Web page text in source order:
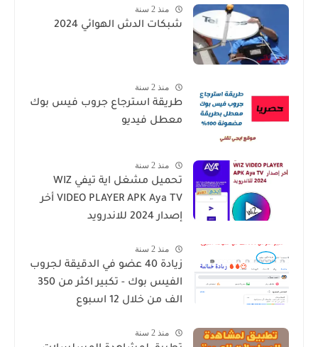
منذ 2 سنة
شبكات الدش الهوائي 2024
منذ 2 سنة
طريقة استرجاع جروب فيس بوك
معطل فيديو
منذ 2 سنة
تحميل مشغل اية تيفي WIZ
VIDEO PLAYER APK Aya TV أخر
إصدار 2024 للاندرويد
منذ 2 سنة
زيادة 40 عضو في الدقيقة لجروب
الفيس بوك - تكبير اكثر من 350
الف من خلال 12 اسبوع
منذ 2 سنة